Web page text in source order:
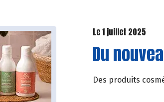
Le 1 juillet 2025
Du
Des produits